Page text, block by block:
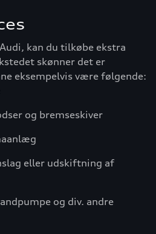
kan du tilkøbe ekstra
skønner det er
eksempelvis være følgende:
og bremseskiver
eller udskiftning af
og div. andre